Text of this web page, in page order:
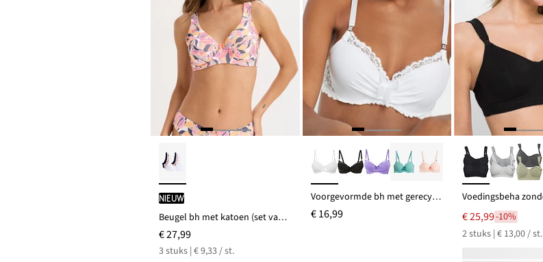
Nieuw
Beugel bh met katoen (set van 3)
€ 27,99
3 stuks | € 9,33 / st.
Voorgevormde bh met gerecycled polyamide
€ 16,99 € 25,99-10%
2 stuks | € 13,00 / st.